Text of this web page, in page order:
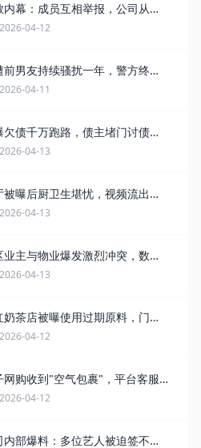
幕：成员互相举报，公司从中
2026-04-12
男友持续骚扰一年，警方终于
拍手称快
2026-04-11
债千万跑路，债主堵门讨债现
2026-04-13
曝后厨卫生堪忧，视频流出引
恐慌
2026-04-13
主与物业爆发激烈冲突，数百
2026-04-13
奶茶店被曝使用过期原料，门店
业整顿
2026-04-12
网购收到"空气包裹"，平台客服
众怒
2026-04-12
部爆料：多位艺人被迫签不平